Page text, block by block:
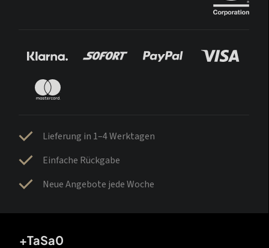
Lieferung in 1–4 Werktagen
Einfache Rückgabe
Neue Angebote jede Woche
+TaSa0